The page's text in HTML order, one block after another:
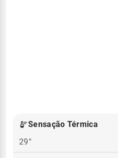
Sensação Térmica
29°